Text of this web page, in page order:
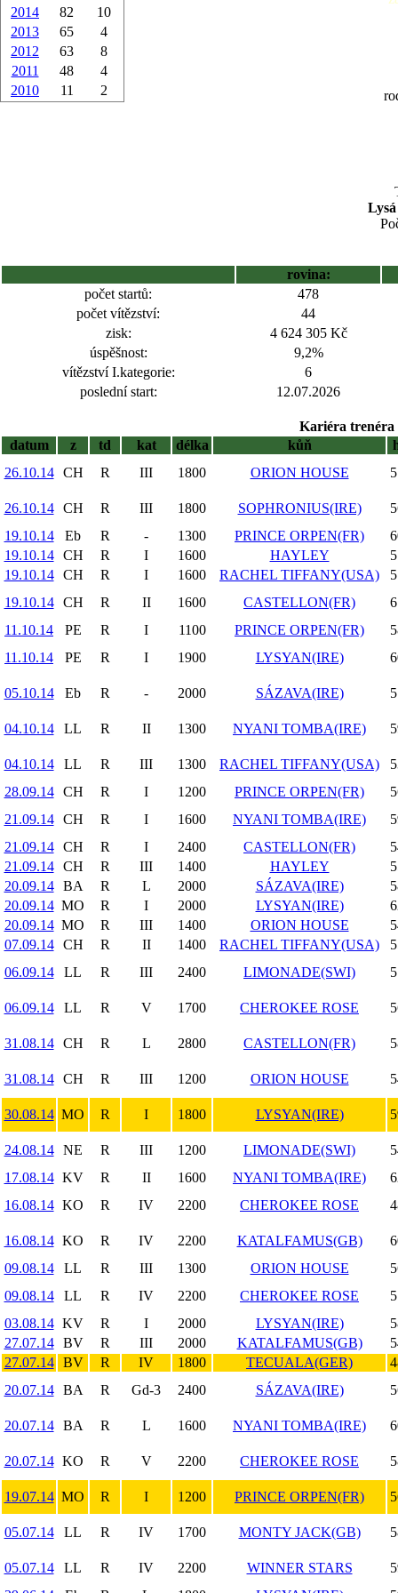
2014
82
10
2013
65
4
2012
63
8
2011
48
4
2010
11 2
rovina:
počet startů:
478
počet vítězství:
44
zisk:
4 624 305 Kč
úspěšnost:
9,2%
vítězství I.kategorie:
6
poslední start:
12.07.2026
Kariéra trenéra
datum
z td kat délka kůň
26.10.14
CH R III 1800 ORION HOUSE
26.10.14 CH R III 1800 SOPHRONIUS(IRE)
19.10.14
Eb R - 1300 PRINCE ORPEN(FR)
19.10.14
CH R I 1600 HAYLEY
19.10.14
CH R I 1600 RACHEL TIFFANY(USA)
19.10.14
CH R II 1600 CASTELLON(FR)
11.10.14
PE R I 1100 PRINCE ORPEN(FR)
11.10.14
PE R I 1900 LYSYAN(IRE)
05.10.14 Eb R - 2000 SÁZAVA(IRE)
04.10.14 LL R II 1300 NYANI TOMBA(IRE)
04.10.14 LL R III 1300 RACHEL TIFFANY(USA)
28.09.14
CH R I 1200 PRINCE ORPEN(FR)
21.09.14
CH R I 1600 NYANI TOMBA(IRE)
21.09.14
CH R I 2400 CASTELLON(FR)
21.09.14
CH R III 1400 HAYLEY
20.09.14
BA R L 2000 SÁZAVA(IRE)
20.09.14 MO R I 2000 LYSYAN(IRE)
20.09.14 MO R III 1400 ORION HOUSE
07.09.14
CH R II 1400 RACHEL TIFFANY(USA)
06.09.14
LL R III 2400 LIMONADE(SWI)
06.09.14 LL R V 1700 CHEROKEE ROSE
31.08.14 CH R L 2800 CASTELLON(FR)
31.08.14 CH R III 1200 ORION HOUSE
30.08.14 MO R I 1800 LYSYAN(IRE)
24.08.14 NE R III 1200 LIMONADE(SWI)
17.08.14 KV R II 1600 NYANI TOMBA(IRE)
16.08.14 KO R IV 2200 CHEROKEE ROSE
16.08.14 KO R IV 2200 KATALFAMUS(GB)
09.08.14
LL R III 1300 ORION HOUSE
09.08.14
LL R IV 2200 CHEROKEE ROSE
03.08.14 KV R I 2000 LYSYAN(IRE)
27.07.14
BV R III 2000 KATALFAMUS(GB)
27.07.14
BV R IV 1800 TECUALA(GER)
20.07.14
BA R Gd-3 2400 SÁZAVA(IRE)
20.07.14 BA R L 1600 NYANI TOMBA(IRE)
20.07.14 KO R V 2200 CHEROKEE ROSE
19.07.14 MO R I 1200 PRINCE ORPEN(FR)
05.07.14 LL R IV 1700 MONTY JACK(GB)
05.07.14 LL R IV 2200 WINNER STARS